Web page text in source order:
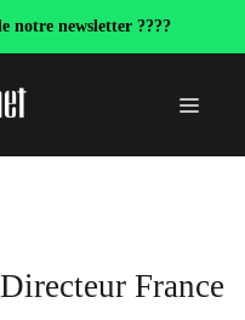
notre newsletter ????
Menu
France